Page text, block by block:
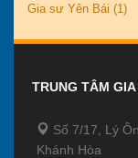
Gia sư Yên Bái (1)
TRUNG TÂM
Số 7/17, Lý
Khánh Hòa